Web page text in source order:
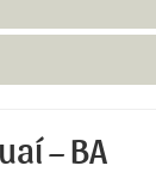
– BA